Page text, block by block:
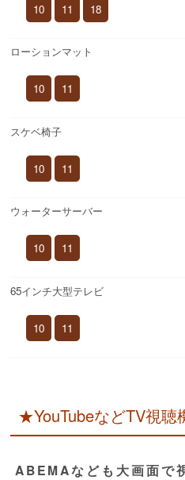
10 11 18
ローションマット
10 11
スケベ椅子
10 11
ウォーターサーバー
10 11
65インチ大型テレビ
10 11
★YouTubeなどTV視
ABEMAなども大画面で